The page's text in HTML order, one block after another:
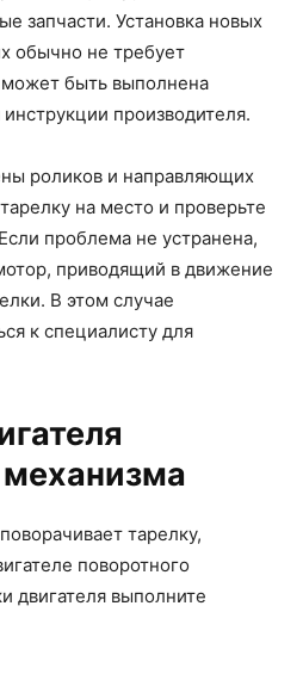
запчасти. Установка новых
обычно не требует
быть выполнена
производителя.
роликов и направляющих
на место и проверьте
проблема не устранена,
приводящий в движение
В этом случае
к специалисту для
тарелку,
поворотного
двигателя выполните